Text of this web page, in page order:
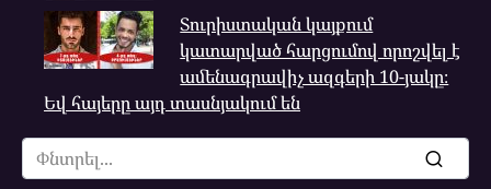
Տուրիստական կայքում
կատարված հարցումով որոշվել է
ամենագրավիչ ազգերի 10-յակը։
Եվ հայերը այդ տասնյակում են
Search
for: